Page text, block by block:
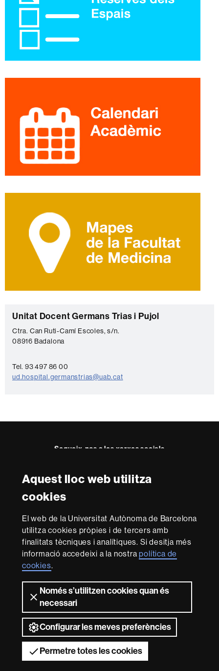
Aquest lloc web utilitza
cookies
El web de la Universitat Autònoma de Barcelona
utilitza cookies pròpies i de tercers amb
finalitats tècniques i analítiques. Si desitja més
informació accedeixi a la nostrapolítica de
cookies.
Només s’utilitzen cookies quan és
necessari
Configurar les meves preferències
Permetre totes les cookies
C
o
n
t
a
e
Unitat Docent Germans Trias i Pujol
Ctra. Can Ruti-Camí Escoles, s/n.
08916 Badalona
Tel. 93 497 86 00
ud.hospital.germanstrias@uab.cat
Segueix-nos a les xarxes socials
Reconeixement internacional de l'excel·lència
in
Research
-
Euraxess
Amb el finançament de
Sobre
aquest
web
Avís legal
web Accessibilitat web Mapa del web UAB
2026 Universitat Autònoma de Barcelona